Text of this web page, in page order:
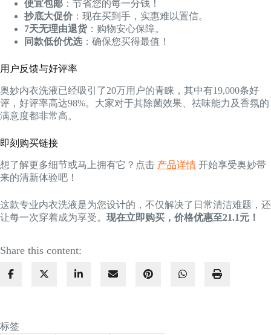
便宜包邮 ：节省您的每一分钱！
抄底大促价 ：现在买到手，实惠难以置信。
7天无理由退货：购物安心保障。
同款低价优选 ：确保您买得最值！
用户反馈与好评率
奥妙内衣洗液已经吸引了20万用户的青睐，其中有19,000条好
评，好评率高达98%。大家对于其除菌效果、祛味能力及香氛的
满意度都非常高。
即刻购买链接
想了解更多细节或马上拥有它？点击 产品详情 开始享受奥妙带
来的清新体验吧！
这款专业内衣洗液是为您设计的，不仅解决了日常清洁难题，还
让每一次穿着成为享受。 现在立即购买，价格优惠至21.1元！
Share this content:
标签